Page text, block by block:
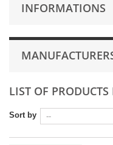
INFORMATIONS
LIST OF
Sort by